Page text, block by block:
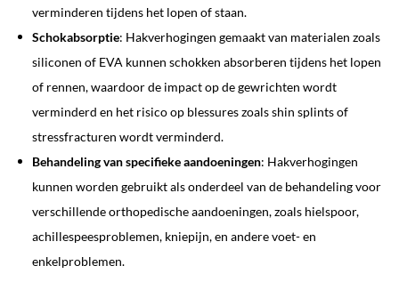
verminderen tijdens het lopen of staan.
Schokabsorptie: Hakverhogingen gemaakt van materialen zoals
siliconen of EVA kunnen schokken absorberen tijdens het lopen
of rennen, waardoor de impact op de gewrichten wordt
verminderd en het risico op blessures zoals shin splints of
stressfracturen wordt verminderd.
Behandeling van specifieke aandoeningen: Hakverhogingen
kunnen worden gebruikt als onderdeel van de behandeling voor
verschillende orthopedische aandoeningen, zoals hielspoor,
achillespeesproblemen, kniepijn, en andere voet- en
enkelproblemen.